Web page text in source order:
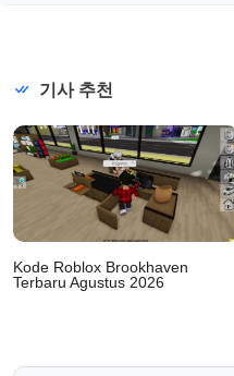
기사 추천
Kode Roblox Brookhaven
Terbaru Agustus 2026